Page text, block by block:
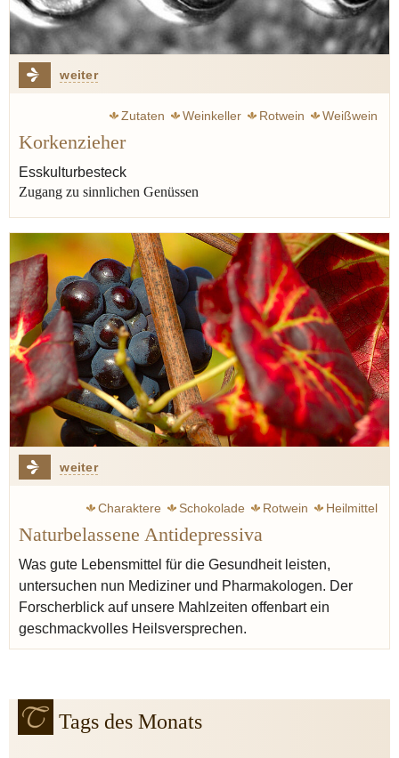
weiter
Zutaten Weinkeller Rotwein Weißwein
Korkenzieher
Esskulturbesteck
Zugang zu sinnlichen Genüssen
weiter
Charaktere Schokolade Rotwein Heilmittel
Naturbelassene Antidepressiva
Was gute Lebensmittel für die Gesundheit leisten,
untersuchen nun Mediziner und Pharmakologen. Der
Forscherblick auf unsere Mahlzeiten offenbart ein
geschmackvolles Heilsversprechen.
Tags des Monats